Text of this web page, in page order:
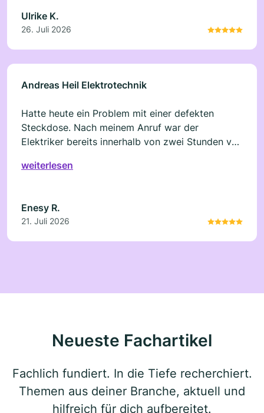
Ulrike K.
26. Juli 2026
Andreas Heil Elektrotechnik
Hatte heute ein Problem mit einer defekten
Steckdose. Nach meinem Anruf war der
Elektriker bereits innerhalb von zwei Stunden vor
professionell gelöst. Auch das Preis-Leistungs-
Bedarf definitiv wieder an diesen Betrieb
wenden. Vielen Dank für den schnellen Einsatz!
weiterlesen
Enesy R.
21. Juli 2026
Neueste Fachartikel
Fachlich fundiert. In die Tiefe recherchiert.
Themen aus deiner Branche, aktuell und
hilfreich für dich aufbereitet.